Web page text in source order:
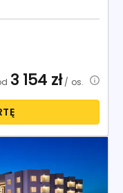
3 154 zł/ os.